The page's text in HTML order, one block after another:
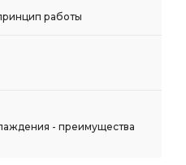
работы
- преимущества